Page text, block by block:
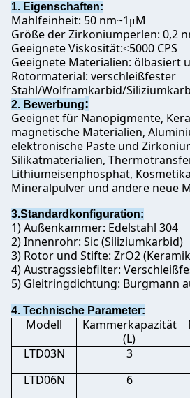
1. Eigenschaften:
Mahlfeinheit: 50 nm~1 μM
Größe der Zirkoniumperlen: 0,2
Geeignete Viskosität:≤5000 CPS
Geeignete Materialien: ölbasiert
Rotormaterial: verschleißfester
Stahl/Wolframkarbid/
2. Bewerbung:
Geeignet für Nanopigmente,
magnetische Materialien,
elektronische Paste und
Silikatmaterialien,
Lithiumeisenphosphat,
Mineralpulver und andere neue
3.Standardkonfiguration:
1) Außenkammer: Edelstahl 304
2) Innenrohr: Sic (Siliziumkarbid)
3) Rotor und Stifte: ZrO2
4) Austragssiebfilter:
5) Gleitringdichtung: Burgmann
4. Technische Parameter:
Modell
Kammerkapazität
(L)
LTD03N
3
LTD06N
6